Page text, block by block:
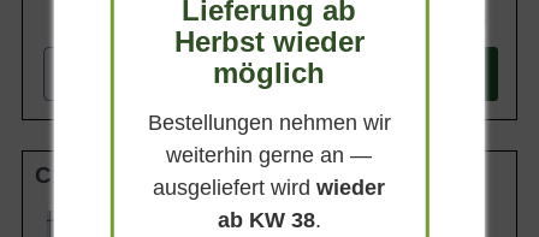
In den
C10
Wuchsendhöhe
Lieferung ab
Herbst wieder
möglich
Bestellungen nehmen wir
weiterhin gerne an —
ausgeliefert wirdwieder
ab KW 38.